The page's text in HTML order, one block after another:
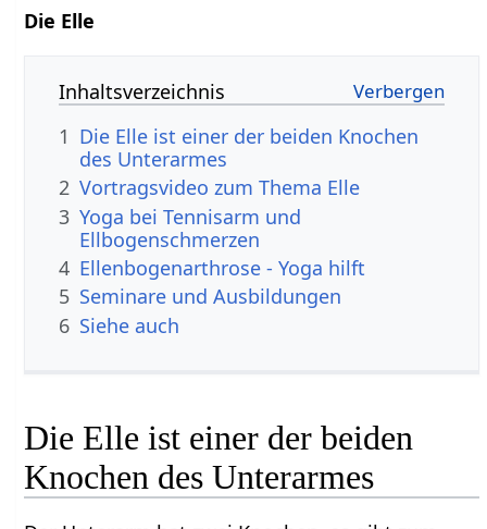
Die Elle
Inhaltsverzeichnis
1 Die Elle ist einer der beiden Knochen
des Unterarmes
2 Vortragsvideo zum Thema Elle
3 Yoga bei Tennisarm und
Ellbogenschmerzen
4 Ellenbogenarthrose - Yoga hilft
5 Seminare und Ausbildungen
6 Siehe auch
Die Elle ist einer der beiden
Knochen des Unterarmes